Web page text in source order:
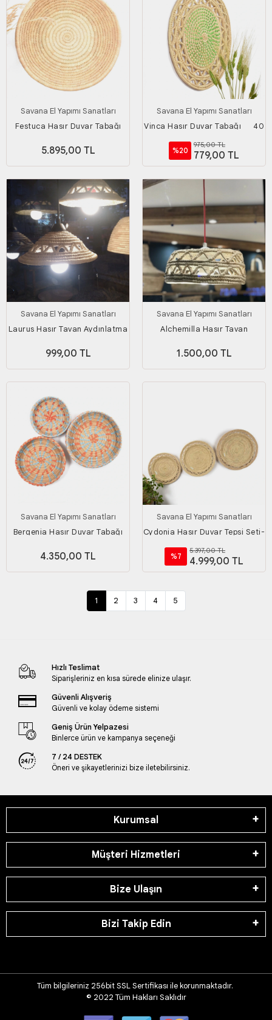
Savana El Yapımı Sanatları
Festuca Hasır Duvar Tabağı
5.895,00 TL
Savana El Yapımı Sanatları
Vinca Hasır Duvar Tabağı_ _ 40
%20
975,00 TL
779,00 TL
Savana El Yapımı Sanatları
Laurus Hasır Tavan Aydınlatma
999,00 TL
Savana El Yapımı Sanatları
Alchemilla Hasır Tavan
1.500,00 TL
Savana El Yapımı Sanatları
Bergenia Hasır Duvar Tabağı
4.350,00 TL
Savana El Yapımı Sanatları
Cydonia Hasır Duvar Tepsi Seti-
%7
5.397,00 TL
4.999,00 TL
1 2 3 4 5
Hızlı Teslimat
Siparişleriniz en kısa sürede elinize ulaşır.
Güvenli Alışveriş
Güvenli ve kolay ödeme sistemi
Geniş Ürün Yelpazesi
Binlerce ürün ve kampanya seçeneği
7 / 24 DESTEK
Öneri ve şikayetlerinizi bize iletebilirsiniz.
Kurumsal
Müşteri Hizmetleri
Bize Ulaşın
Bizi Takip Edin
Tüm bilgileriniz 256bit SSL Sertifikası ile korunmaktadır.
© 2022 Tüm Hakları Saklıdır